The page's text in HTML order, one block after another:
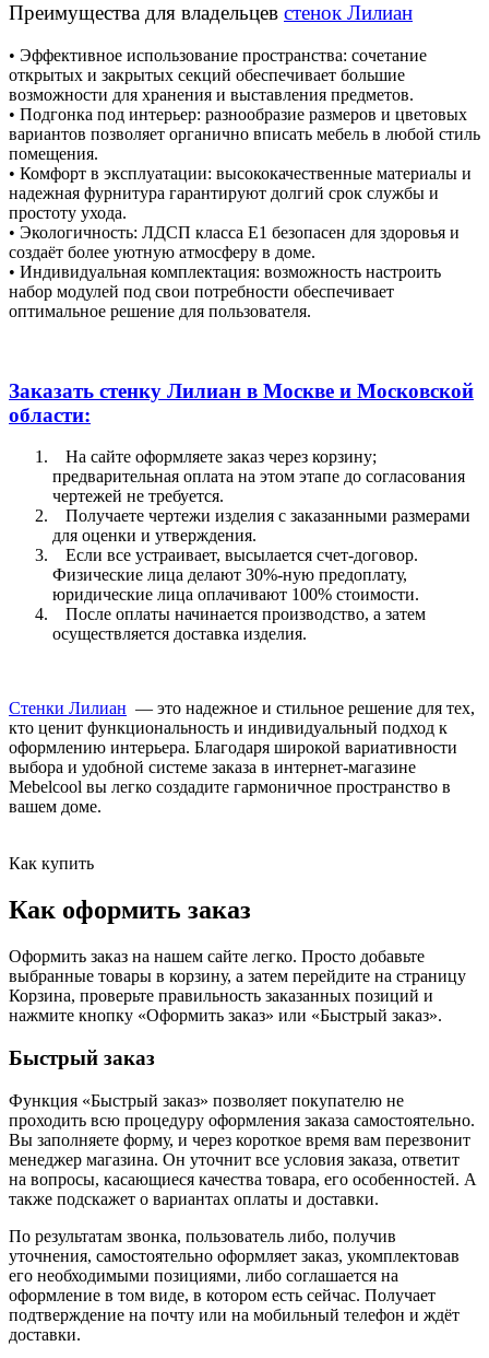
Преимущества для владельцев стенок Лилиан
• Эффективное использование пространства: сочетание
открытых и закрытых секций обеспечивает большие
возможности для хранения и выставления предметов.
• Подгонка под интерьер: разнообразие размеров и цветовых
вариантов позволяет органично вписать мебель в любой стиль
помещения.
• Комфорт в эксплуатации: высококачественные материалы и
надежная фурнитура гарантируют долгий срок службы и
простоту ухода.
• Экологичность: ЛДСП класса Е1 безопасен для здоровья и
создаёт более уютную атмосферу в доме.
• Индивидуальная комплектация: возможность настроить
набор модулей под свои потребности обеспечивает
оптимальное решение для пользователя.
Заказать стенку Лилиан в Москве и Московской
области:
На сайте оформляете заказ через корзину;
предварительная оплата на этом этапе до согласования
чертежей не требуется.
Получаете чертежи изделия с заказанными размерами
для оценки и утверждения.
Если все устраивает, высылается счет-договор.
Физические лица делают 30%-ную предоплату,
юридические лица оплачивают 100% стоимости.
После оплаты начинается производство, а затем
осуществляется доставка изделия.
Стенки Лилиан — это надежное и стильное решение для тех,
кто ценит функциональность и индивидуальный подход к
оформлению интерьера. Благодаря широкой вариативности
выбора и удобной системе заказа в интернет-магазине
Mebelcool вы легко создадите гармоничное пространство в
вашем доме.
Как купить
Как оформить заказ
Оформить заказ на нашем сайте легко. Просто добавьте
выбранные товары в корзину, а затем перейдите на страницу
Корзина, проверьте правильность заказанных позиций и
нажмите кнопку «Оформить заказ» или «Быстрый заказ».
Быстрый заказ
Функция «Быстрый заказ» позволяет покупателю не
проходить всю процедуру оформления заказа самостоятельно.
Вы заполняете форму, и через короткое время вам перезвонит
менеджер магазина. Он уточнит все условия заказа, ответит
на вопросы, касающиеся качества товара, его особенностей. А
также подскажет о вариантах оплаты и доставки.
По результатам звонка, пользователь либо, получив
уточнения, самостоятельно оформляет заказ, укомплектовав
его необходимыми позициями, либо соглашается на
оформление в том виде, в котором есть сейчас. Получает
подтверждение на почту или на мобильный телефон и ждёт
доставки.